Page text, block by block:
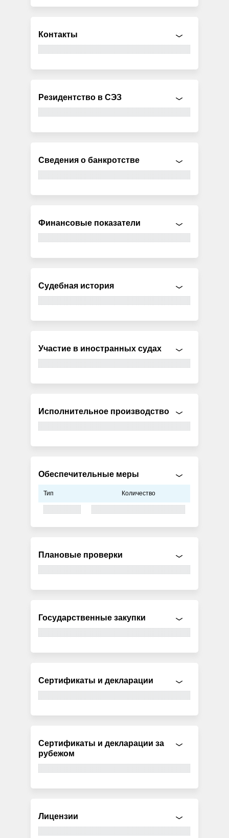
Контакты
Резидентство в СЭЗ
Сведения о банкротстве
Финансовые показатели
Судебная история
Участие в иностранных судах
Исполнительное производство
Обеспечительные меры
Тип Количество
Плановые проверки
Государственные закупки
Сертификаты и декларации
Сертификаты и декларации за
рубежом
Лицензии